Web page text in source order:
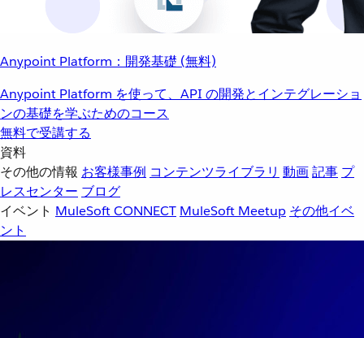
Anypoint Platform：開発基礎 (無料)
Anypoint Platform を使って、API の開発とインテグレーショ
ンの基礎を学ぶためのコース
無料で受講する
資料
その他の情報 お客様事例 コンテンツライブラリ 動画記事 プ
レスセンター ブログ
イベント MuleSoft CONNECT MuleSoft Meetup その他イベ
ント